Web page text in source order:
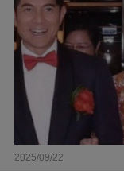
2025/09/22